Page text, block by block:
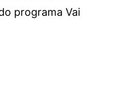
programa Vai